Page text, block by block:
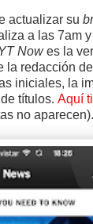
actualizar su
a las 7am
Nowes la
la redacción de
iniciales, la
títulos. Aquí
no aparecen).